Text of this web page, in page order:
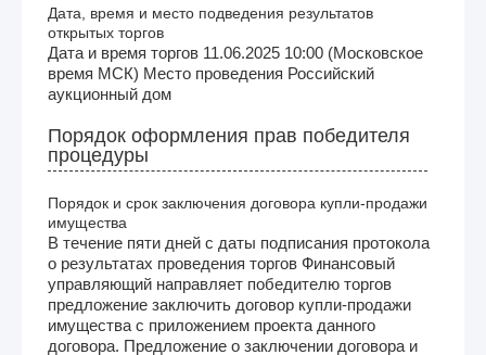
Дата, время и место подведения результатов
открытых торгов
Дата и время торгов 11.06.2025 10:00 (Московское
время МСК) Место проведения Российский
аукционный дом
Порядок оформления прав победителя
процедуры
Порядок и срок заключения договора купли-продажи
имущества
В течение пяти дней с даты подписания протокола
о результатах проведения торгов Финансовый
управляющий направляет победителю торгов
предложение заключить договор купли-продажи
имущества с приложением проекта данного
договора. Предложение о заключении договора и